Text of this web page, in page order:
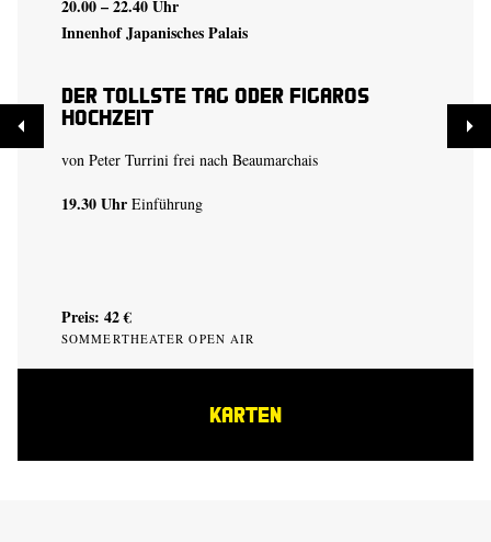
20.00 – 22.40 Uhr
Innenhof Japanisches Palais
Der tollste Tag oder Figaros
Hochzeit
von Peter Turrini frei nach Beaumarchais
19.30 Uhr Einführung
Preis: 42 €
SOMMERTHEATER OPEN AIR
KARTEN